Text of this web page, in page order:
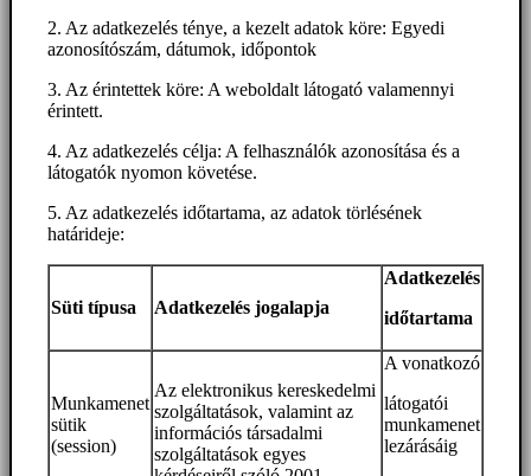
2. Az adatkezelés ténye, a kezelt adatok köre: Egyedi
azonosítószám, dátumok, időpontok
3. Az érintettek köre: A weboldalt látogató valamennyi
érintett.
4. Az adatkezelés célja: A felhasználók azonosítása és a
látogatók nyomon követése.
5. Az adatkezelés időtartama, az adatok törlésének
határideje:
Süti típusa Adatkezelés jogalapja
Adatkezelés
időtartama
Munkamenet
sütik
(session)
Az elektronikus kereskedelmi
szolgáltatások, valamint az
információs társadalmi
szolgáltatások egyes
A vonatkozó
látogatói
munkamenet
lezárásáig